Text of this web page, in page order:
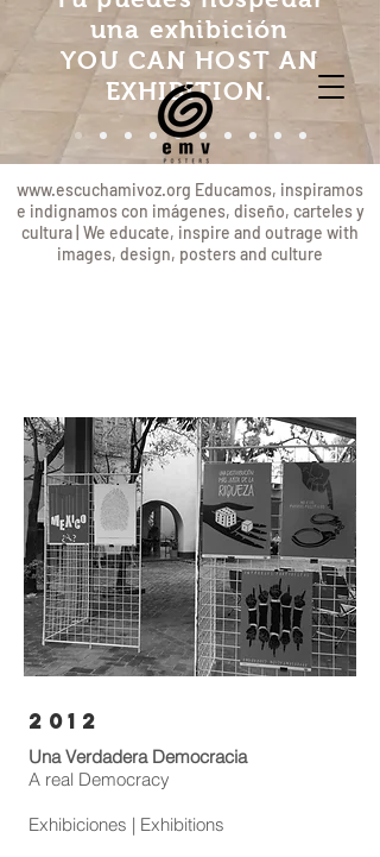
www.escuchamivoz.org Educamos, inspiramos
e indignamos con imágenes, diseño, carteles y
cultura | We educate, inspire and outrage with
images, design, posters and culture
una exhibición
YOU CAN HOST AN
EXHIBITION.
2012
Una Verdadera Democracia
A real Democracy
Exhibiciones | Exhibitions